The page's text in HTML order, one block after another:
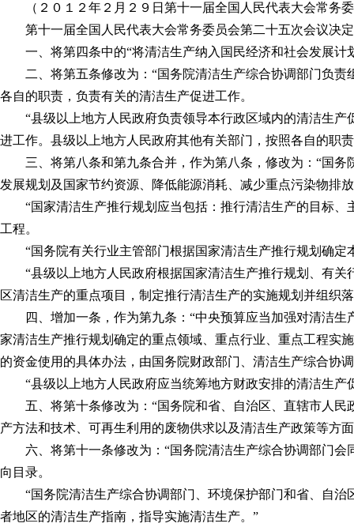
（２０１２年２月２９日第十一届全国人民代表大会常务委
第十一届全国人民代表大会常务委员会第二十五次会议决
一、将第四条中的“将清洁生产纳入国民经济和社会发展计
二、将第五条修改为：“国务院清洁生产综合协调部门负责
各自的职责，负责有关的清洁生产促进工作。
“县级以上地方人民政府负责领导本行政区域内的清洁生产
进工作。县级以上地方人民政府其他有关部门，按照各自的职
三、将第八条和第九条合并，作为第八条，修改为：“国务
发展规划及国家节约资源、降低能源消耗、减少重点污染物排
“国家清洁生产推行规划应当包括：推行清洁生产的目标、
工程。
“国务院有关行业主管部门根据国家清洁生产推行规划确定
“县级以上地方人民政府根据国家清洁生产推行规划、有关
区清洁生产的重点项目，制定推行清洁生产的实施规划并组织
四、增加一条，作为第九条：“中央预算应当加强对清洁生
家清洁生产推行规划确定的重点领域、重点行业、重点工程实
的资金使用的具体办法，由国务院财政部门、清洁生产综合协
“县级以上地方人民政府应当统筹地方财政安排的清洁生产
五、将第十条修改为：“国务院和省、自治区、直辖市人民
产方法和技术、可再生利用的废物供求以及清洁生产政策等方
六、将第十一条修改为：“国务院清洁生产综合协调部门会
向目录。
“国务院清洁生产综合协调部门、环境保护部门和省、自治
者地区的清洁生产指南，指导实施清洁生产。”